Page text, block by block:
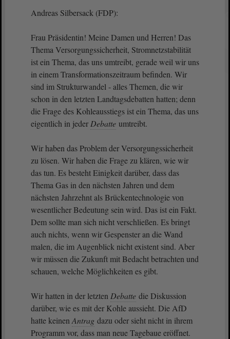
Andreas Silbersack (FDP):
Frau Präsidentin! Meine Damen und Herren! Das
Thema Versorgungssicherheit, Stromnetzstabilität
ist ein Thema, das uns umtreibt, gerade weil wir uns
in einem Transformationszeitraum befinden. Wir
sind im Strukturwandel - alles Themen, die wir
schon in den letzten Landtagsdebatten hatten; denn
die Frage des Kohleausstiegs ist ein Thema, das uns
eigentlich in jeder Debatte umtreibt.
Wir haben das Problem der Versorgungssicherheit
zu lösen. Wir haben die Frage zu klären, wie wir
das tun. Es besteht Einigkeit darüber, dass das
Thema Gas in den nächsten Jahren und dem
nächsten Jahrzehnt als Brückentechnologie von
wesentlicher Bedeutung sein wird. Das ist ein Fakt.
Dem sollte man sich nicht verschließen. Es bringt
auch nichts, wenn wir Gespenster an die Wand
malen, die im Augenblick nicht existent sind. Aber
wir müssen die Zukunft mit Bedacht betrachten und
schauen, welche Möglichkeiten es gibt.
Wir hatten in der letzten Debatte die Diskussion
darüber, wie es mit der Kohle aussieht. Die AfD
hatte keinen Antrag dazu oder sieht nicht in ihrem
Programm vor, dass man neue Tagebaue eröffnet.